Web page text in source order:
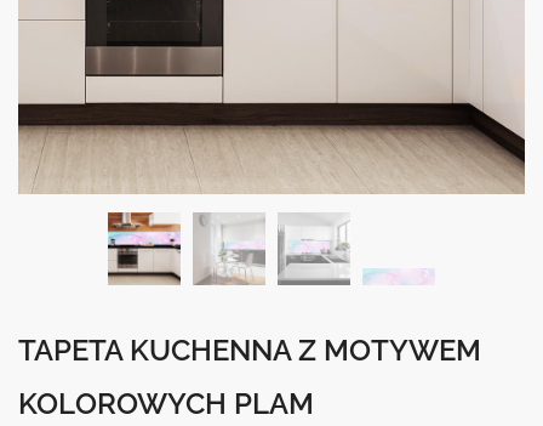
TAPETA KUCHENNA Z MOTYWEM
KOLOROWYCH PLAM